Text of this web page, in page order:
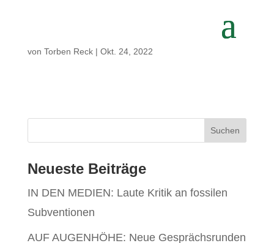
von Torben Reck| Okt. 24, 2022
Neueste Beiträge
IN DEN MEDIEN: Laute Kritik an fossilen
Subventionen
AUF AUGENHÖHE: Neue Gesprächsrunden